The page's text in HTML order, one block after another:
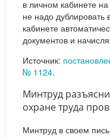
в личном кабинете
не надо
кабинете
документов и
Источник:
№ 1124.
Минтруд
охране труда
Минтруд в своем